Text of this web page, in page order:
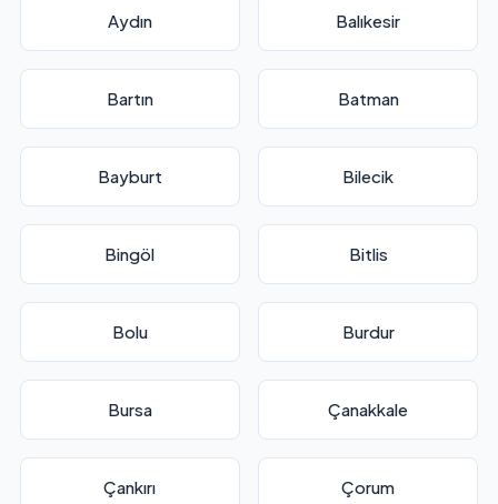
Aydın Balıkesir
Bartın Batman
Bayburt Bilecik
Bingöl Bitlis
Bolu Burdur
Bursa Çanakkale
Çankırı Çorum